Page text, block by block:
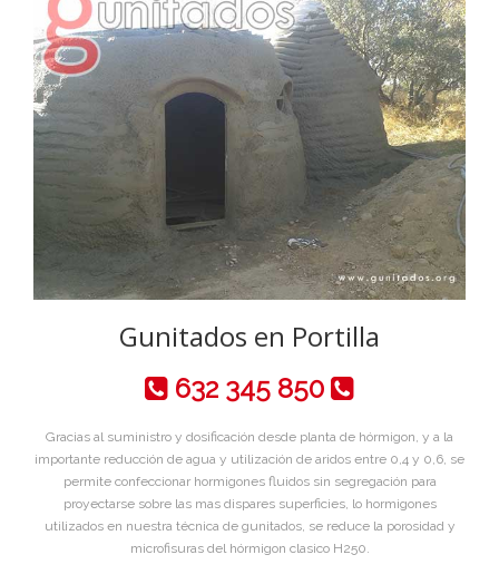
Gunitados en Portilla
632 345 850
Gracias al suministro y dosificación desde planta de hórmigon, y a la
importante reducción de agua y utilización de aridos entre 0,4 y 0,6, se
permite confeccionar hormigones fluidos sin segregación para
proyectarse sobre las mas dispares superficies, lo hormigones
utilizados en nuestra técnica de gunitados, se reduce la porosidad y
microfisuras del hórmigon clasico H250.